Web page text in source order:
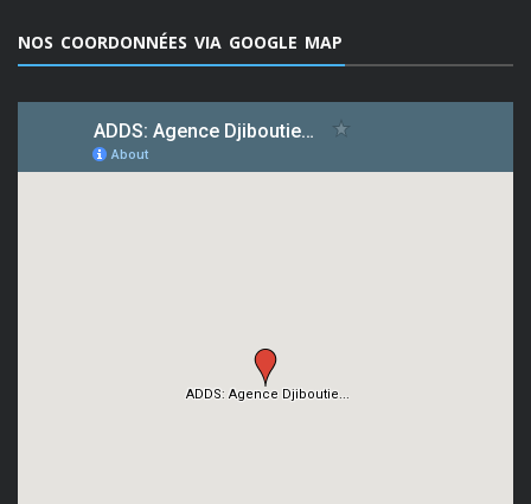
NOS COORDONNÉES VIA GOOGLE MAP